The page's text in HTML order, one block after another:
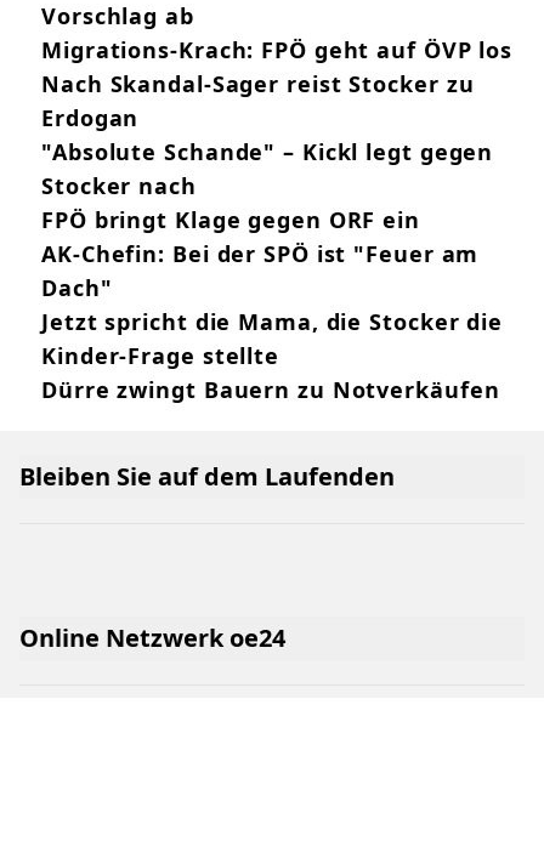
Vorschlag ab
Migrations-Krach: FPÖ geht auf ÖVP los
Nach Skandal-Sager reist Stocker zu
Erdogan
"Absolute Schande" – Kickl legt gegen
Stocker nach
FPÖ bringt Klage gegen ORF ein
AK-Chefin: Bei der SPÖ ist "Feuer am
Dach"
Jetzt spricht die Mama, die Stocker die
Kinder-Frage stellte
Dürre zwingt Bauern zu Notverkäufen
Online Netzwerk oe24
Bleiben Sie auf dem Laufenden